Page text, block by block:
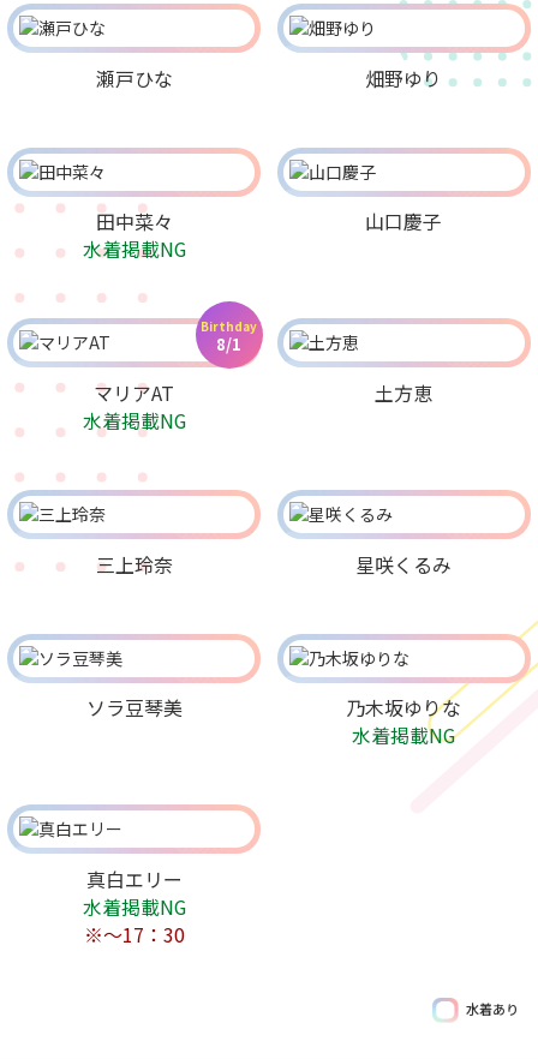
瀬戸ひな
Birthday
8/1
畑野ゆり
田中菜々
水着掲載NG
山口慶子
マリアAT
水着掲載NG
土方恵
三上玲奈 星咲くるみ
ソラ豆琴美
乃木坂ゆりな
水着掲載NG
真白エリー
水着掲載NG
※～17：30
水着あり